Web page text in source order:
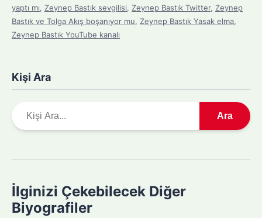
yaptı mı, Zeynep Bastık sevgilisi, Zeynep Bastık Twitter, Zeynep
Bastık ve Tolga Akış boşanıyor mu, Zeynep Bastık Yasak elma,
Zeynep Bastık YouTube kanalı
Kişi Ara
r
y
a
p
Ara
İlginizi Çekebilecek Diğer
Biyografiler